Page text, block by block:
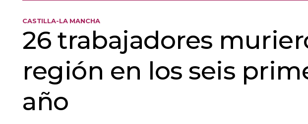
CASTILLA-LA MANCHA
26 trabajadores
región en los seis
año